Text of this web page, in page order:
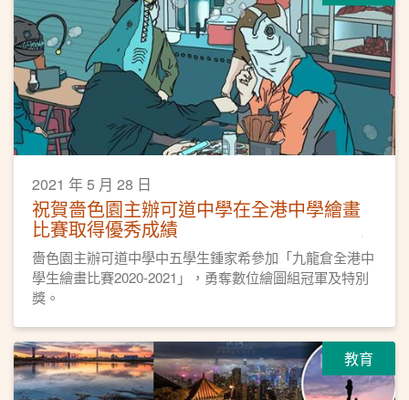
2021 年 5 月 28 日
祝賀嗇色園主辦可道中學在全港中學繪畫
比賽取得優秀成績
嗇色園主辦可道中學中五學生鍾家希參加「九龍倉全港中
學生繪畫比賽2020-2021」，勇奪數位繪圖組冠軍及特別
獎。
教育